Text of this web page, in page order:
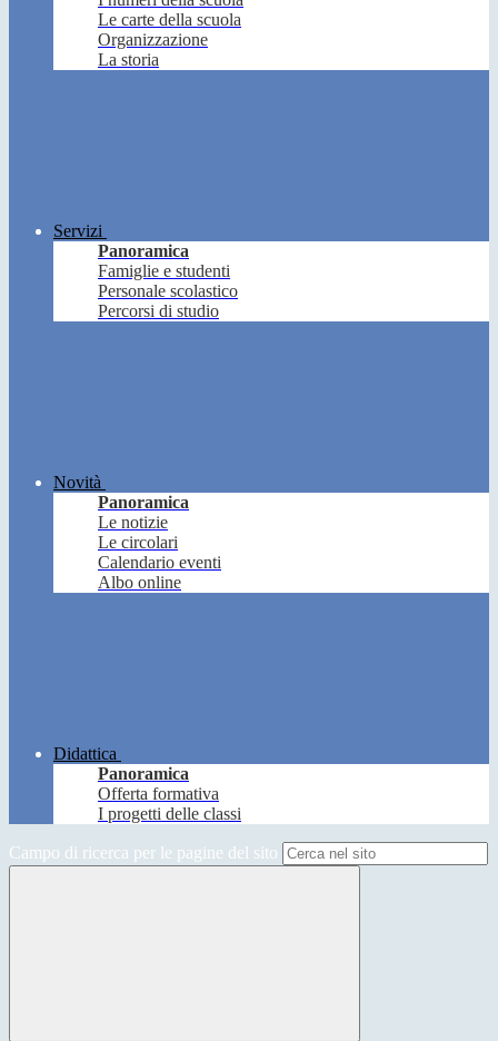
Le carte della scuola
Organizzazione
La storia
Servizi
Panoramica
Famiglie e studenti
Personale scolastico
Percorsi di studio
Novità
Panoramica
Le notizie
Le circolari
Calendario eventi
Albo online
Didattica
Panoramica
Offerta formativa
I progetti delle classi
Campo di ricerca per le pagine del sito